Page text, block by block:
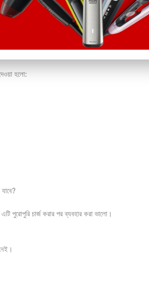
best price in Bangladesh . We provide
experience!
হলো:
এটি পুরোপুরি চার্জ করার পর ব্যবহার করা ভালো।